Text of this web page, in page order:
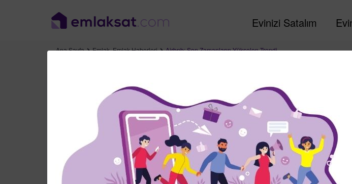
Evinizi Satalım
Ana Sayfa Emlak,Emlak Haberleri Airbnb: Son Zamanların Yükselen Trendi
Airbnb: Son Zamanların
Tarih: 14 Eylül 2021 Emlak,Emlak Haberleri Son güncelleme: 2 Şubat 2022